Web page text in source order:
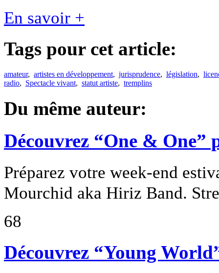
En savoir +
Tags pour cet article:
amateur, artistes en développement, jurisprudence, législation,
radio, Spectacle vivant, statut artiste, tremplins
Du même auteur:
Découvrez “One &
Préparez votre week-end
Mourchid aka Hiriz Band.
68
Découvrez “Young